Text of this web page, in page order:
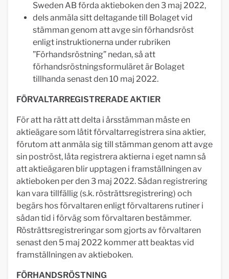
Sweden AB förda aktieboken den 3 maj 2022,
dels anmäla sitt deltagande till Bolaget vid
stämman genom att avge sin förhandsröst
enligt instruktionerna under rubriken
”Förhandsröstning” nedan, så att
förhandsröstningsformuläret är Bolaget
tillhanda senast den 10 maj 2022.
FÖRVALTARREGISTRERADE AKTIER
För att ha rätt att delta i årsstämman måste en
aktieägare som låtit förvaltarregistrera sina aktier,
förutom att anmäla sig till stämman genom att avge
sin poströst, låta registrera aktierna i eget namn så
att aktieägaren blir upptagen i framställningen av
aktieboken per den 3 maj 2022. Sådan registrering
kan vara tillfällig (s.k. rösträttsregistrering) och
begärs hos förvaltaren enligt förvaltarens rutiner i
sådan tid i förväg som förvaltaren bestämmer.
Rösträttsregistreringar som gjorts av förvaltaren
senast den 5 maj 2022 kommer att beaktas vid
framställningen av aktieboken.
FÖRHANDSRÖSTNING